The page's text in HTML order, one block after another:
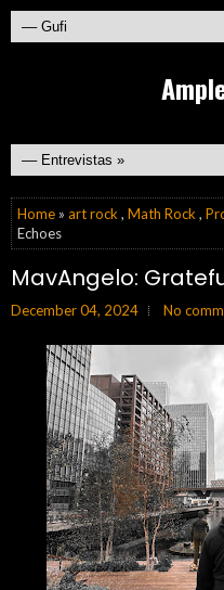
Home » art rock , Math Rock ,
Echoes
MavAngelo:
December 04, 2024 No